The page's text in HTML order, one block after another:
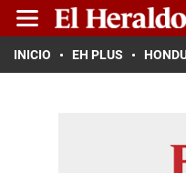
INICIO EH PLUS